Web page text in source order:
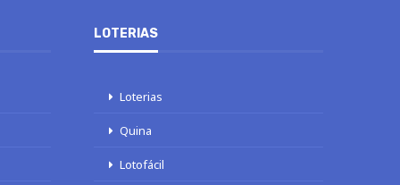
LOTERIAS
Loterias
Quina
Lotofácil